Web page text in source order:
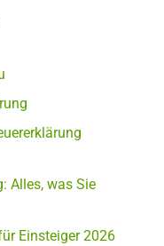
Alles, was Sie
Einsteiger 2026